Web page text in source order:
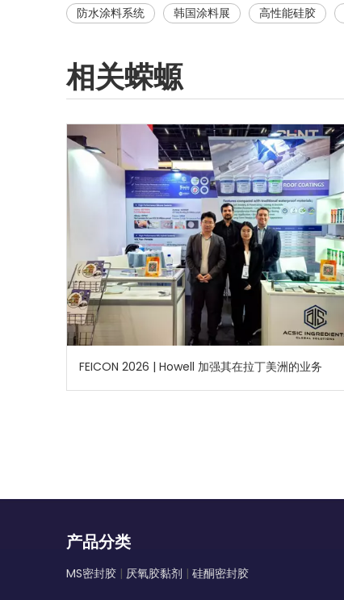
防水涂料系统 韩国涂料展 高性能硅胶
相关蝾螈
FEICON 2026 | Howell 加强其在拉丁美洲的业务
产品分类
MS密封胶 | 厌氧胶黏剂 | 硅酮密封胶